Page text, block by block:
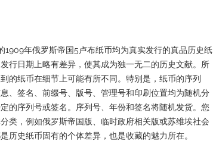
1909年俄罗斯帝国5卢布纸币均为真实发行的真品历史纸
行日期上略有差异，使其成为独一无二的历史文献。所
的纸币在细节上可能有所不同。特别是，纸币的序列
、签名、前缀号、版号、管理号和印刷位置均为随机分
的序列号或签名。序列号、年份和签名将随机发货。您
类，例如俄罗斯帝国版、临时政府相关版或苏维埃社会
历史纸币固有的个体差异，也是收藏的魅力所在。